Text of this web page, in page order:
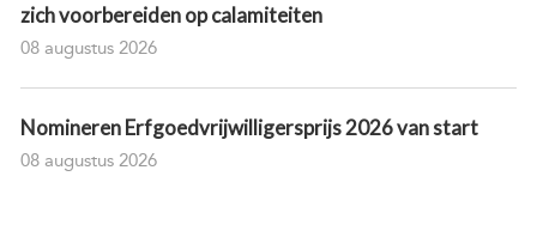
zich voorbereiden op calamiteiten
08 augustus 2026
Nomineren Erfgoedvrijwilligersprijs 2026 van start
08 augustus 2026